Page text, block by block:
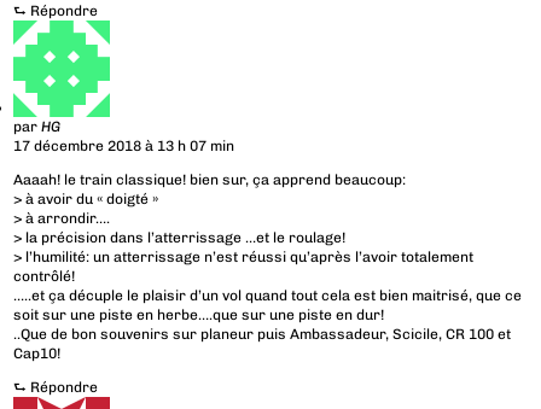
⮑ Répondre
parHG
17 décembre 2018 à 13 h 07 min
Aaaah! le train classique! bien sur, ça apprend beaucoup:
> à avoir du « doigté »
> à arrondir….
> la précision dans l’atterrissage …et le roulage!
> l’humilité: un atterrissage n’est réussi qu’après l’avoir totalement
contrôlé!
…..et ça décuple le plaisir d’un vol quand tout cela est bien maitrisé, que ce
soit sur une piste en herbe….que sur une piste en dur!
..Que de bon souvenirs sur planeur puis Ambassadeur, Scicile, CR 100 et
Cap10!
⮑ Répondre